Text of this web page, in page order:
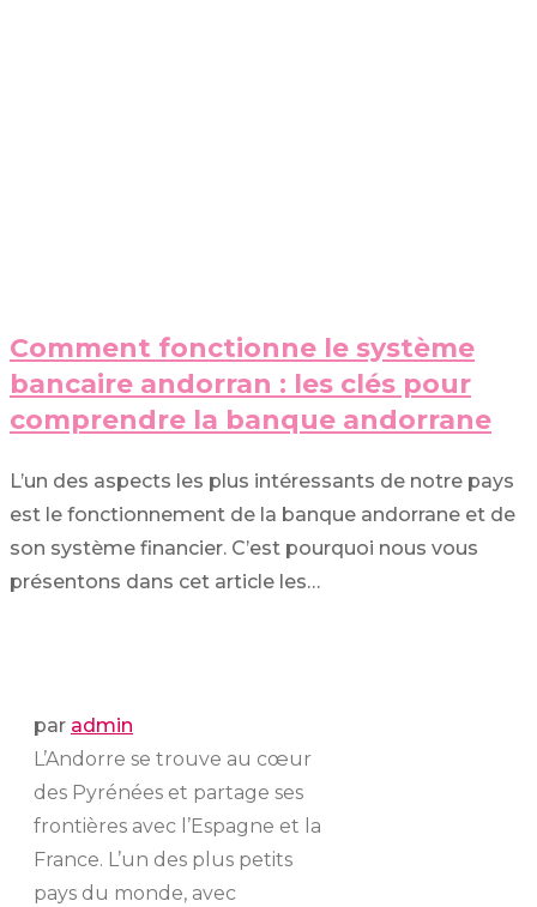
Comment fonctionne le système
bancaire andorran : les clés pour
comprendre la banque andorrane
L’un des aspects les plus intéressants de notre pays
est le fonctionnement de la banque andorrane et de
son système financier. C’est pourquoi nous vous
présentons dans cet article les…
par admin
L’Andorre se trouve au cœur
des Pyrénées et partage ses
frontières avec l’Espagne et la
France. L’un des plus petits
pays du monde, avec